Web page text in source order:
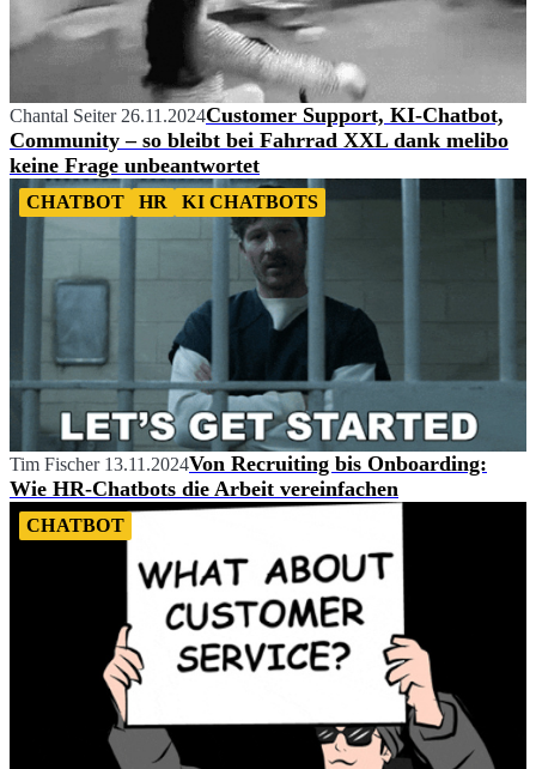
Chantal Seiter 26.11.2024Customer Support, KI-Chatbot,
Community – so bleibt bei Fahrrad XXL dank melibo
keine Frage unbeantwortet
CHATBOT HR KI CHATBOTS
Tim Fischer 13.11.2024Von Recruiting bis Onboarding:
Wie HR-Chatbots die Arbeit vereinfachen
CHATBOT